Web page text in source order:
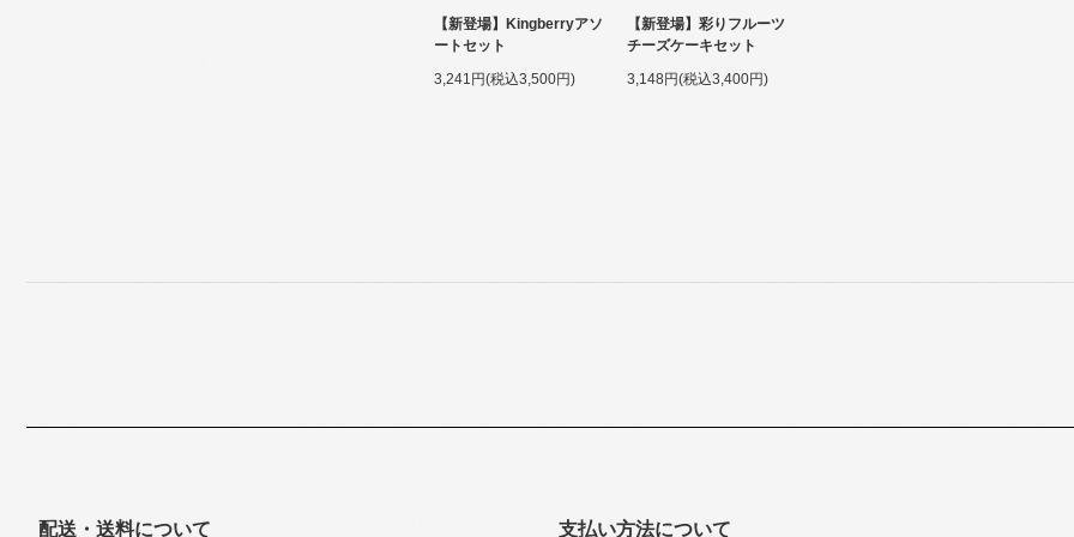
【新登場】Kingberryアソ
ートセット
3,241円(税込3,500円)
【新登場】彩りフルーツ
チーズケーキセット
3,148円(税込3,400円)
配送・送料について 支払い方法について